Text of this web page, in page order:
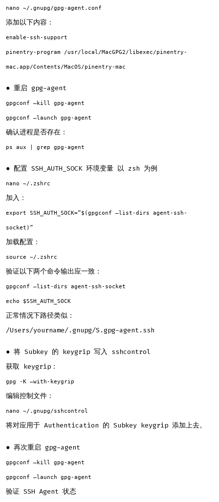
nano ~/.gnupg/gpg-agent.conf
添加以下内容：
enable-ssh-support
pinentry-program /usr/local/MacGPG2/libexec/pinentry-
mac.app/Contents/MacOS/pinentry-mac
● 重启 gpg-agent
gpgconf –kill gpg-agent
gpgconf –launch gpg-agent
确认进程是否存在：
ps aux | grep gpg-agent
● 配置 SSH_AUTH_SOCK 环境变量 以 zsh 为例
nano ~/.zshrc
加入：
export SSH_AUTH_SOCK=”$(gpgconf –list-dirs agent-ssh-
socket)”
加载配置：
source ~/.zshrc
验证以下两个命令输出应一致：
gpgconf –list-dirs agent-ssh-socket
echo $SSH_AUTH_SOCK
正常情况下路径类似：
/Users/yourname/.gnupg/S.gpg-agent.ssh
● 将 Subkey 的 keygrip 写入 sshcontrol
获取 keygrip：
gpg -K –with-keygrip
编辑控制文件：
nano ~/.gnupg/sshcontrol
将对应用于 Authentication 的 Subkey keygrip 添加上去。
● 再次重启 gpg-agent
gpgconf –kill gpg-agent
gpgconf –launch gpg-agent
验证 SSH Agent 状态